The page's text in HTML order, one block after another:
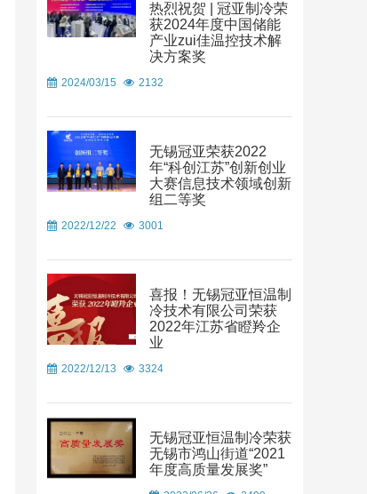
热烈祝贺 | 冠亚制冷荣
获2024年度中国储能
产业zui佳温控技术解
决方案奖
2024/03/15 2132
无锡冠亚荣获2022
年“科创江苏”创新创业
大赛信息技术领域创新
组二等奖
2022/12/22 3001
喜报！无锡冠亚恒温制
冷技术有限公司荣获
2022年江苏省瞪羚企
业
2022/12/13 3324
无锡冠亚恒温制冷荣获
无锡市鸿山街道“2021
年度高质量发展奖”